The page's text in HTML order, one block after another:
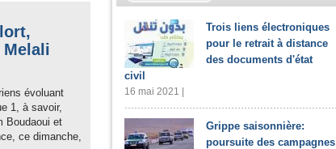
Melali
évoluant
1, à savoir,
Boudaoui et
ce dimanche,
Trois liens électroniques
pour le retrait à distance
des documents d'état
civil
16 mai 2021 |
Grippe saisonnière:
poursuite des campagnes